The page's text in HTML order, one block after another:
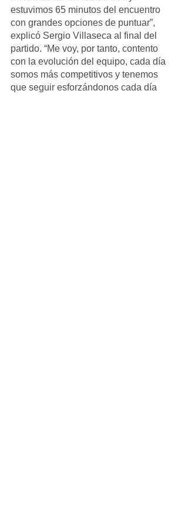
estuvimos 65 minutos del encuentro
con grandes opciones de puntuar”,
explicó Sergio Villaseca al final del
partido. “Me voy, por tanto, contento
con la evolución del equipo, cada día
somos más competitivos y tenemos
que seguir esforzándonos cada día